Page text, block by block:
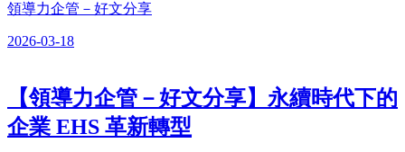
領導力企管－好文分享
2026-03-18
【領導力企管－好文分享】永續時代下的
企業 EHS 革新轉型